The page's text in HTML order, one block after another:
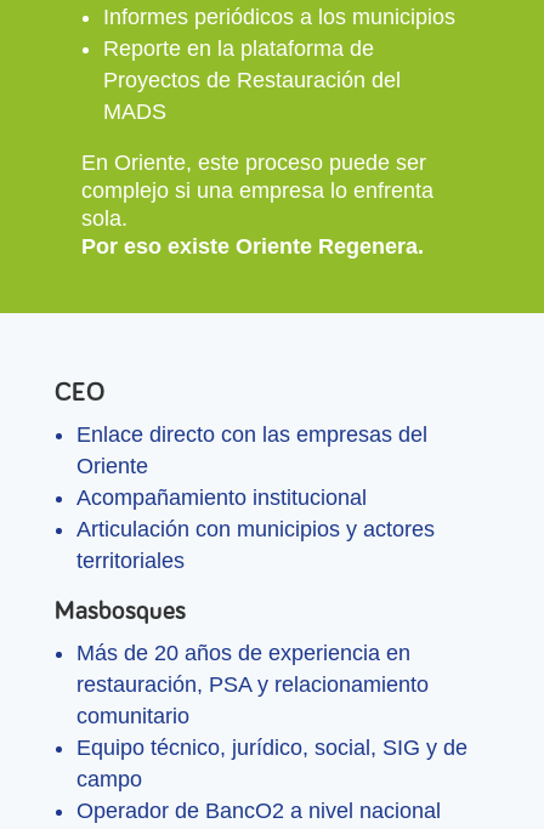
Informes periódicos a los municipios
Reporte en la plataforma de
Proyectos de Restauración del
MADS
En Oriente, este proceso puede ser
complejo si una empresa lo enfrenta
sola.
Por eso existe Oriente Regenera.
CEO
Enlace directo con las empresas del
Oriente
Acompañamiento institucional
Articulación con municipios y actores
territoriales
Masbosques
Más de 20 años de experiencia en
restauración, PSA y relacionamiento
comunitario
Equipo técnico, jurídico, social, SIG y de
campo
Operador de BancO2 a nivel nacional